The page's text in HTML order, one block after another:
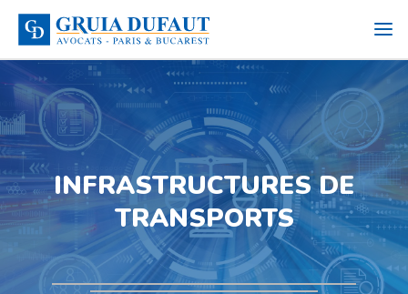
INFRASTRUCTURES DE
TRANSPORTS